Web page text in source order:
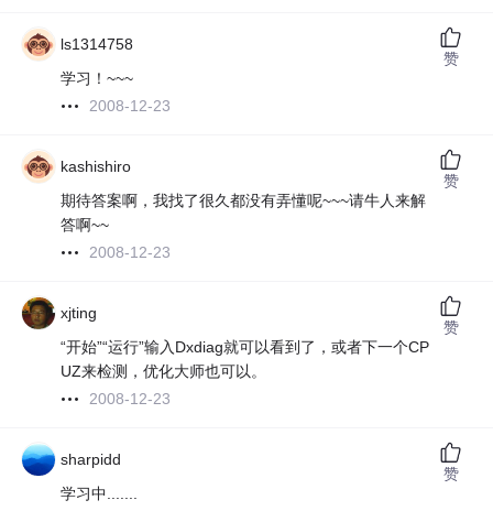
ls1314758
学习！~~~
2008-12-23
赞
kashishiro
期待答案啊，我找了很久都没有弄懂呢~~~请牛人来解
答啊~~
2008-12-23
赞
xjting
“开始”“运行”输入Dxdiag就可以看到了，或者下一个CP
UZ来检测，优化大师也可以。
2008-12-23
赞
sharpidd
学习中.......
赞